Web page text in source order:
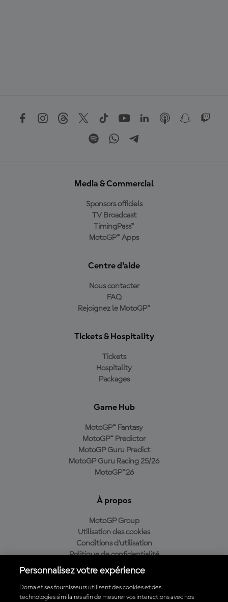
Media & Commercial
Sponsors officiels
TV Broadcast
TimingPass™
MotoGP™ Apps
Centre d'aide
Nous contacter
FAQ
Rejoignez le MotoGP™
Tickets & Hospitality
Tickets
Hospitality
Packages
Game Hub
MotoGP™ Fantasy
MotoGP™ Predictor
MotoGP Guru Predict
MotoGP Guru Racing 25/26
MotoGP™26
À propos
MotoGP Group
Utilisation des cookies
Conditions d'utilisation
Politique de confidentialité
Politique d’achat
Personnalisez votre expérience
Dorna et ses fournisseurs utilisent des cookies et des
technologies similaires afin de mesurer vos interactions avec nos